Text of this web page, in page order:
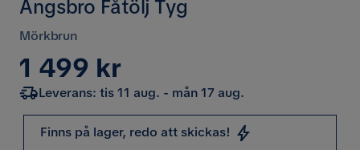
Ängsbro Fåtölj Tyg
Mörkbrun
Pris
1 499 kr
Leverans: tis 11 aug. - mån 17 aug.
Finns på lager, redo att skickas!